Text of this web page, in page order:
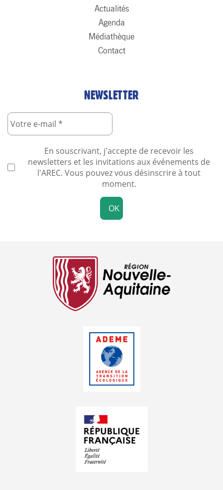
Actualités
Agenda
Médiathèque
Contact
NEWSLETTER
En souscrivant, j'accepte de recevoir les
newsletters et les invitations aux événements de
l'AREC. Vous pouvez vous désinscrire à tout
moment.